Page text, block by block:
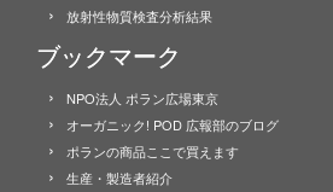
放射性物質検査分析結果
ブックマーク
NPO法人 ポラン広場東京
オーガニック! POD 広報部のブログ
ポランの商品ここで買えます
生産・製造者紹介